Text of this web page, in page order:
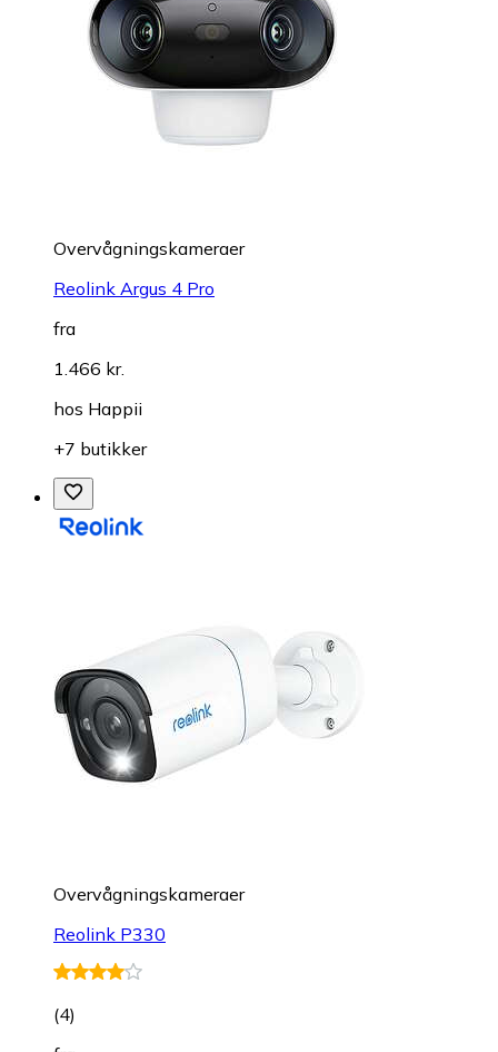
Overvågningskameraer
Reolink Argus 4 Pro
fra
1.466 kr.
hos Happii
+7 butikker
Overvågningskameraer
Reolink P330
(4)